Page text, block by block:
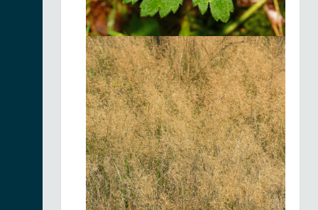
Fiche espèce
rondes |Galium
rotundifolium
16/06/2026
Fiche espèce
Anémone à fleurs
de narcisse |
Anemonastrum
narcissiflorum
15/06/2026
Fiche espèce
Épervière chicorée
|Hieracium
intybaceum
15/06/2026